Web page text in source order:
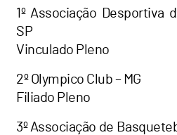
1º Associação Desportiva
SP
Vinculado Pleno
2º Olympico Club – MG
Filiado Pleno
3º Associação de